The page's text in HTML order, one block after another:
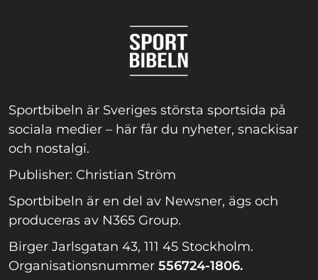
Sportbibeln är Sveriges största sportsida på
sociala medier – här får du nyheter, snackisar
och nostalgi.
Publisher: Christian Ström
Sportbibeln är en del av Newsner, ägs och
produceras av N365 Group.
Birger Jarlsgatan 43, 111 45 Stockholm.
Organisationsnummer 556724-1806.